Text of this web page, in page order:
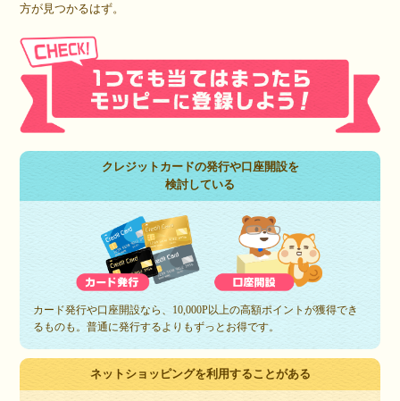
方が見つかるはず。
クレジットカードの発行や口座開設を
検討している
カード発行や口座開設なら、10,000P以上の高額ポイントが獲得でき
るものも。普通に発行するよりもずっとお得です。
ネットショッピングを利用することがある